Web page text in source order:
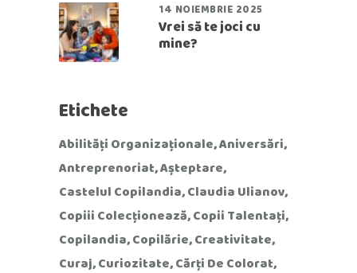
14 NOIEMBRIE 2025
Vrei să te joci cu
mine?
Etichete
Abilități Organizaționale Aniversări
Antreprenoriat Așteptare
Castelul Copilandia Claudia Ulianov
Copiii Colecționează Copii Talentați
Copilandia Copilărie Creativitate
Curaj Curiozitate Cărți De Colorat